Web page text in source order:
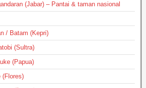
(Jabar) – Pantai & taman nasional
/ Batam (Kepri)
(Sultra)
(Papua)
(Flores)